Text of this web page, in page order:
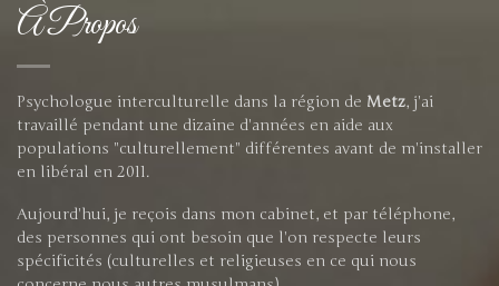
À Propos
Psychologue interculturelle dans la région de Metz, j'ai
travaillé pendant une dizaine d'années en aide aux
populations "culturellement" différentes avant de m'installer
en libéral en 2011.
Aujourd'hui, je reçois dans mon cabinet, et par téléphone,
des personnes qui ont besoin que l'on respecte leurs
spécificités (culturelles et religieuses en ce qui nous